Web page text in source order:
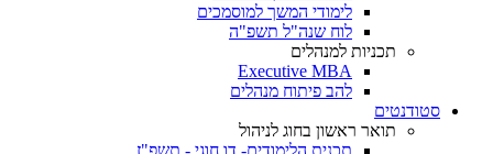
לימודי המשך למוסמכים
לוח שנה"ל תשפ"ה
תכניות למנהלים
Executive MBA
להב פיתוח מנהלים
סטודנטים
תואר ראשון בחוג לניהול
תכנית הלימודים- דו חוגי - תשפ"ז